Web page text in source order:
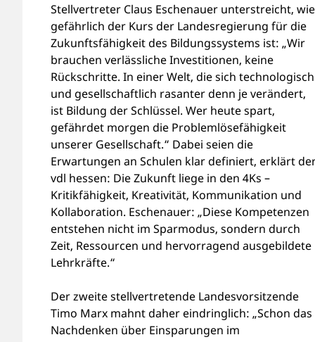
Stellvertreter Claus Eschenauer unterstreicht, wie
gefährlich der Kurs der Landesregierung für die
Zukunftsfähigkeit des Bildungssystems ist: „Wir
brauchen verlässliche Investitionen, keine
Rückschritte. In einer Welt, die sich technologisch
und gesellschaftlich rasanter denn je verändert,
ist Bildung der Schlüssel. Wer heute spart,
gefährdet morgen die Problemlösefähigkeit
unserer Gesellschaft.“ Dabei seien die
Erwartungen an Schulen klar definiert, erklärt
vdl hessen: Die Zukunft liege in den 4Ks –
Kritikfähigkeit, Kreativität, Kommunikation und
Kollaboration. Eschenauer: „Diese Kompetenzen
entstehen nicht im Sparmodus, sondern durch
Zeit, Ressourcen und hervorragend ausgebildete
Lehrkräfte.“
Der zweite stellvertretende Landesvorsitzende
Timo Marx mahnt daher eindringlich: „Schon das
Nachdenken über Einsparungen im